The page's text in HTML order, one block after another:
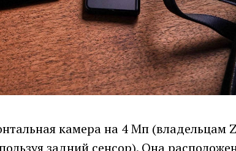
камера на 4 Мп (владельцам Z